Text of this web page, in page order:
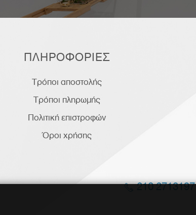
ΠΛΗΡΟΦΟΡΙΕΣ
Τρόποι αποστολής
Τρόποι πληρωμής
Πολιτική επιστροφών
Όροι χρήσης
210 2713197